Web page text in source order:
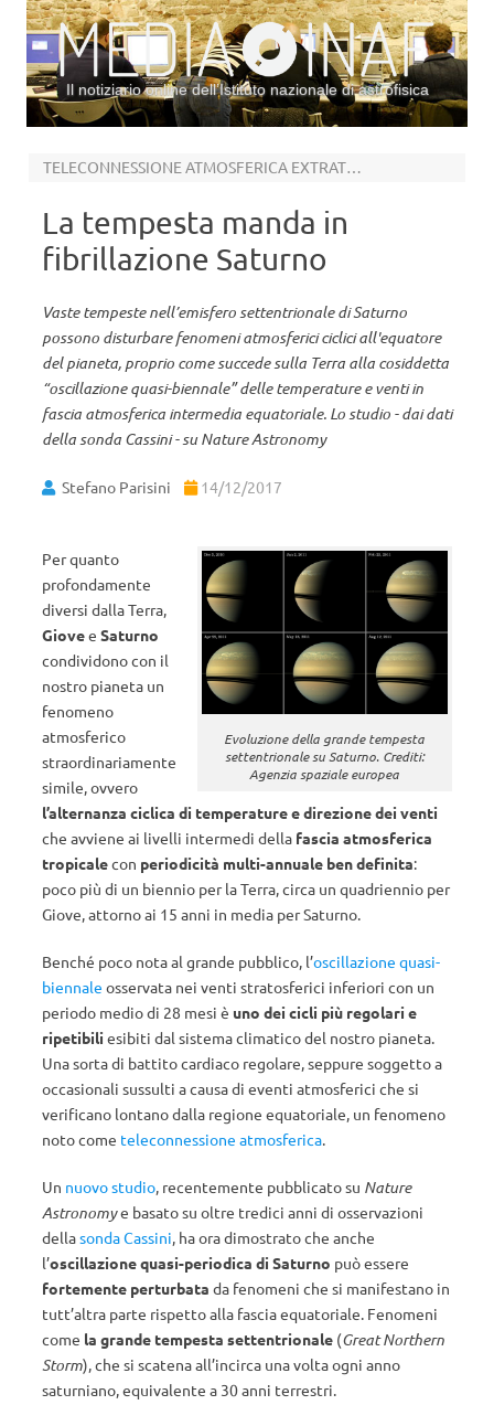
Il notiziario online dell’Istituto nazionale di astrofisica
TELECONNESSIONE ATMOSFERICA EXTRATERRESTRE
La tempesta manda in
fibrillazione Saturno
Vaste tempeste nell’emisfero settentrionale di Saturno
possono disturbare fenomeni atmosferici ciclici all'equatore
del pianeta, proprio come succede sulla Terra alla cosiddetta
“oscillazione quasi-biennale” delle temperature e venti in
fascia atmosferica intermedia equatoriale. Lo studio - dai dati
della sonda Cassini - su Nature Astronomy
Stefano Parisini 14/12/2017
Evoluzione della grande tempesta
settentrionale su Saturno. Crediti:
Agenzia spaziale europea
Per quanto
profondamente
diversi dalla Terra,
Giovee Saturno
condividono con il
nostro pianeta un
fenomeno
atmosferico
straordinariamente
simile, ovvero
l’alternanza ciclica di temperature e direzione dei venti
che avviene ai livelli intermedi della fascia atmosferica
tropicalecon periodicità multi-annuale ben definita:
poco più di un biennio per la Terra, circa un quadriennio per
Giove, attorno ai 15 anni in media per Saturno.
Benché poco nota al grande pubblico, l’oscillazione quasi-
biennale osservata nei venti stratosferici inferiori con un
periodo medio di 28 mesi è uno dei cicli più regolari e
ripetibili esibiti dal sistema climatico del nostro pianeta.
Una sorta di battito cardiaco regolare, seppure soggetto a
occasionali sussulti a causa di eventi atmosferici che si
verificano lontano dalla regione equatoriale, un fenomeno
noto come teleconnessione atmosferica.
Un nuovo studio, recentemente pubblicato su Nature
Astronomye basato su oltre tredici anni di osservazioni
dellasonda Cassini, ha ora dimostrato che anche
l’oscillazione quasi-periodica di Saturno può essere
fortemente perturbata da fenomeni che si manifestano in
tutt’altra parte rispetto alla fascia equatoriale. Fenomeni
come la grande tempesta settentrionale (Great Northern
Storm), che si scatena all’incirca una volta ogni anno
saturniano, equivalente a 30 anni terrestri.